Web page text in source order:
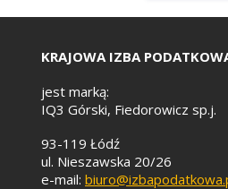
KRAJOWA IZBA
jest marką:
IQ3 Górski, Fiedorowicz sp.j.
93-119 Łódź
ul. Nieszawska 20/26
e-mail: